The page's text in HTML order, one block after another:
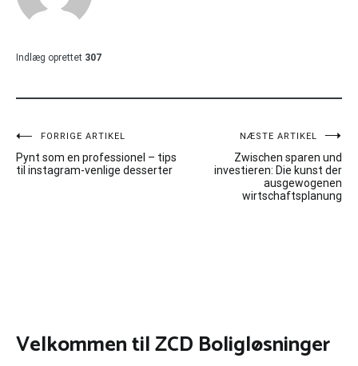
Indlæg oprettet 307
Indlægsnavigation
FORRIGE ARTIKEL
Pynt som en professionel – tips
til instagram-venlige desserter
NÆSTE ARTIKEL
Zwischen sparen und
investieren: Die kunst der
ausgewogenen
wirtschaftsplanung
Velkommen til ZCD Boligløsninger